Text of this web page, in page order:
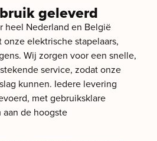
geleverd
heel Nederland en België
elektrische stapelaars,
Wij zorgen voor een snelle,
service, zodat onze
kunnen. Iedere levering
met gebruiksklare
de hoogste